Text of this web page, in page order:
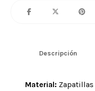
Descripción
Material: Zapatillas